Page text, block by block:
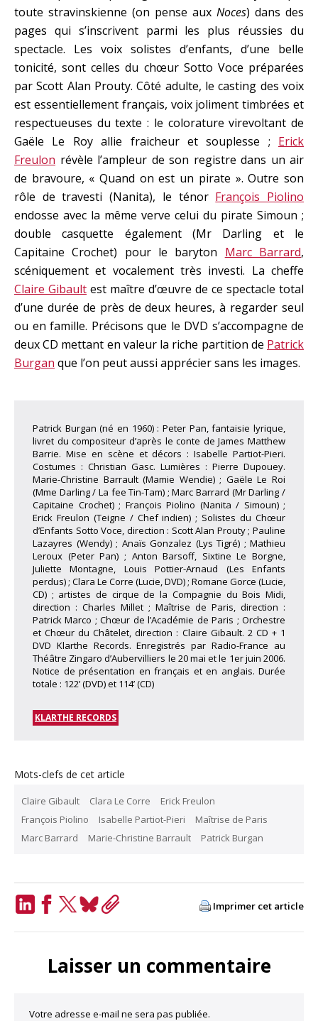
toute stravinskienne (on pense aux Noces) dans des
pages qui s’inscrivent parmi les plus réussies du
spectacle. Les voix solistes d’enfants, d’une belle
tonicité, sont celles du chœur Sotto Voce préparées
par Scott Alan Prouty. Côté adulte, le casting des voix
est essentiellement français, voix joliment timbrées et
respectueuses du texte : le colorature virevoltant de
Gaële Le Roy allie fraicheur et souplesse ; Erick
Freulon révèle l’ampleur de son registre dans un air
de bravoure, « Quand on est un pirate ». Outre son
rôle de travesti (Nanita), le ténor François Piolino
endosse avec la même verve celui du pirate Simoun ;
double casquette également (Mr Darling et le
Capitaine Crochet) pour le baryton Marc Barrard,
scéniquement et vocalement très investi. La cheffe
Claire Gibault est maître d’œuvre de ce spectacle total
d’une durée de près de deux heures, à regarder seul
ou en famille. Précisons que le DVD s’accompagne de
deux CD mettant en valeur la riche partition de Patrick
Burgan que l’on peut aussi apprécier sans les images.
Patrick Burgan (né en 1960) : Peter Pan, fantaisie lyrique,
livret du compositeur d’après le conte de James Matthew
Barrie. Mise en scène et décors : Isabelle Partiot-Pieri.
Costumes : Christian Gasc. Lumières : Pierre Dupouey.
Marie-Christine Barrault (Mamie Wendie) ; Gaële Le Roi
(Mme Darling / La fee Tin-Tam) ; Marc Barrard (Mr Darling /
Capitaine Crochet) ; François Piolino (Nanita / Simoun) ;
Erick Freulon (Teigne / Chef indien) ; Solistes du Chœur
d’Enfants Sotto Voce, direction : Scott Alan Prouty ; Pauline
Lazayres (Wendy) ; Anaïs Gonzalez (Lys Tigré) ; Mathieu
Leroux (Peter Pan) ; Anton Barsoff, Sixtine Le Borgne,
Juliette Montagne, Louis Pottier-Arnaud (Les Enfants
perdus) ; Clara Le Corre (Lucie, DVD) ; Romane Gorce (Lucie,
CD) ; artistes de cirque de la Compagnie du Bois Midi,
direction : Charles Millet ; Maîtrise de Paris, direction :
Patrick Marco ; Chœur de l’Académie de Paris ; Orchestre
et Chœur du Châtelet, direction : Claire Gibault. 2 CD + 1
DVD Klarthe Records. Enregistrés par Radio-France au
Théâtre Zingaro d’Aubervilliers le 20 mai et le 1er juin 2006.
Notice de présentation en français et en anglais. Durée
totale : 122’ (DVD) et 114’ (CD)
KLARTHE RECORDS
Mots-clefs de cet article
Claire Gibault Clara Le Corre
Erick Freulon
François Piolino
Isabelle Partiot-Pieri
Maîtrise de Paris
Marc Barrard
Marie-Christine Barrault Patrick Burgan
Imprimer cet article
Laisser un commentaire
Votre adresse e-mail ne sera pas publiée.